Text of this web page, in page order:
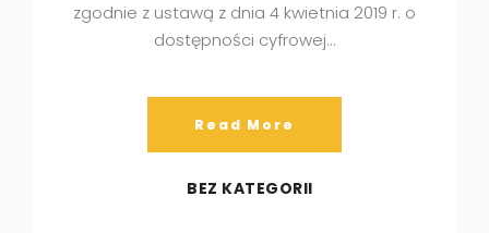
zgodnie z ustawą z dnia 4 kwietnia 2019 r. o
dostępności cyfrowej…
Read More
BEZ KATEGORII